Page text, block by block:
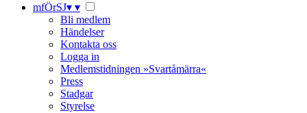
mfÖrSJ▾ ▾
Bli medlem
Händelser
Kontakta oss
Logga in
Medlemstidningen »Svartåmärra«
Press
Stadgar
Styrelse